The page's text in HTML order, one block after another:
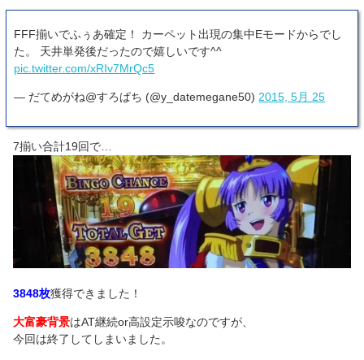
FFF揃いでふぅあ確定！ カーペット出現の集中Eモードからでし
た。 天井単発後だったので嬉しいです^^
pic.twitter.com/xRIv7MrQc5
— だてめがね@すろぱち (@y_datemegane50) 2015, 5月 25
7揃い合計19回で…
3848枚獲得できました！
大富豪背景はAT継続or高設定示唆なのですが、
今回は終了してしまいました。